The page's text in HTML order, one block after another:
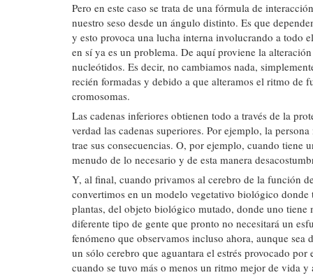
Pero en este caso se trata de una fórmula de
nuestro seso desde un ángulo distinto. Es que
y esto provoca una lucha interna involucrando a todo
en sí ya es un problema. De aquí proviene la
nucleótidos. Es decir, no cambiamos nada,
recién formadas y debido a que alteramos el ritmo de
cromosomas.
Las cadenas inferiores obtienen todo a través de la
verdad las cadenas superiores. Por ejemplo, la
trae sus consecuencias. O, por ejemplo, cuando
menudo de lo necesario y de esta manera
Y, al final, cuando privamos al cerebro de la función
convertimos en un modelo vegetativo biológico
plantas, del objeto biológico mutado, donde uno
diferente tipo de gente que pronto no necesitará un
fenómeno que observamos incluso ahora, aunque
un sólo cerebro que aguantara el estrés provocado
cuando se tuvo más o menos un ritmo mejor de vida y